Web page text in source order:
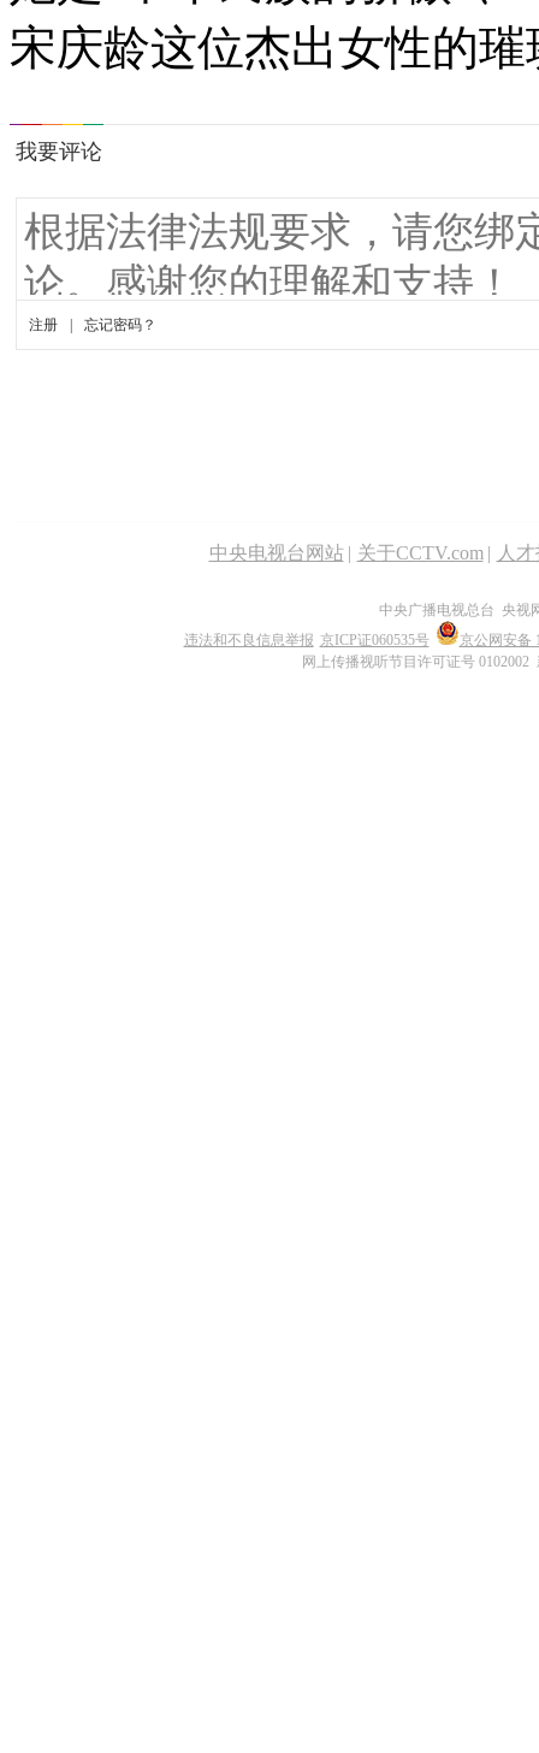
宋庆龄这位杰出女性的
中央电视台网站 | 关于CCTV.com | 人
中央广播电视总台 央视
违法和不良信息举报 京ICP证060535号
京公网安备
网上传播视听节目许可证号 0102002